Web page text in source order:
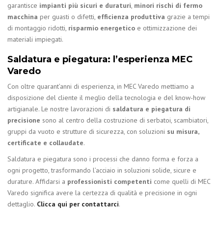
garantisce impianti più sicuri e duraturi, minori rischi di fermo
macchina per guasti o difetti, efficienza produttiva grazie a tempi
di montaggio ridotti, risparmio energetico e ottimizzazione dei
materiali impiegati.
Saldatura e piegatura: l’esperienza MEC
Varedo
Con oltre quarant’anni di esperienza, in MEC Varedo mettiamo a
disposizione del cliente il meglio della tecnologia e del know-how
artigianale. Le nostre lavorazioni di saldatura e piegatura di
precisione sono al centro della costruzione di serbatoi, scambiatori,
gruppi da vuoto e strutture di sicurezza, con soluzioni su misura,
certificate e collaudate.
Saldatura e piegatura sono i processi che danno forma e forza a
ogni progetto, trasformando l’acciaio in soluzioni solide, sicure e
durature. Affidarsi a professionisti competenti come quelli di MEC
Varedo significa avere la certezza di qualità e precisione in ogni
dettaglio. Clicca qui per contattarci.